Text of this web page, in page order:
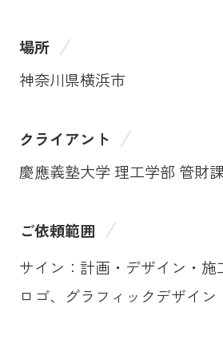
場所
神奈川県横浜市
クライアント
慶應義塾大学 理工学部 管財
ご依頼範囲
サイン：計画・デザイン・施
ロゴ、グラフィックデザイン